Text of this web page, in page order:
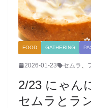
FOOD GATHERING
2026-01-23 セムラ
2/23 にゃん
セムラとラ